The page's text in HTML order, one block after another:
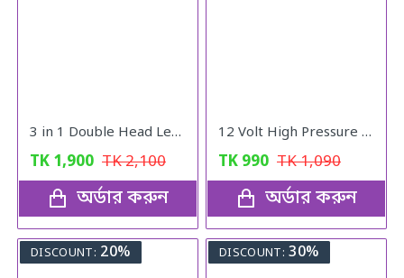
3 in 1 Double Head Led Light Water Spray Portable Ice Mist Cooling Fan
TK 1,900 TK2,100
অর্ডার করুন
12 Volt High Pressure Full Set Water Pump
TK 990 TK1,090
অর্ডার করুন
DISCOUNT: 20% DISCOUNT: 30%